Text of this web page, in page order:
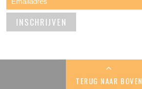
TERUG NAAR BOVEN